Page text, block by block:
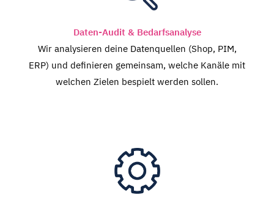
Daten-Audit & Bedarfsanalyse
Wir analysieren deine Datenquellen (Shop, PIM,
ERP) und definieren gemeinsam, welche Kanäle mit
welchen Zielen bespielt werden sollen.